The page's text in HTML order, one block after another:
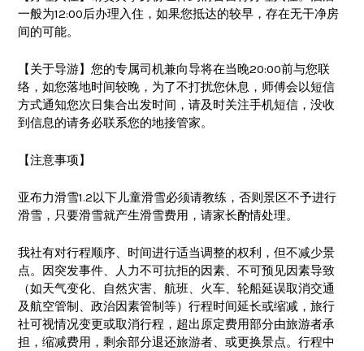
一般为12:00后办理入住，如果您抵达的较早，存在无干净房
间的可能。
【关于导游】您的专属司机兼向导将在当晚20:00前与您联
络，如您落地时间较晚，为了不打扰您休息，师傅会以短信
方式通知您次日集合出发时间，请及时关注手机短信，没收
到信息的请务必联系您的地接管家。
【注意事项】
亚布力滑雪1.2以下儿童滑雪必须请教练，否则景区不予进行
滑雪，只要滑雪就产生滑雪费用，请家长酌情处理。
我社有对行程顺序、时间进行适当调整的权利，但不减少景
点。因突发事件、人力不可抗拒的因素、不可预见因素导致
（如天气变化、自然灾害、航班、火车、轮船延误取消交通
及航空管制、政治因素管制等）行程时间延长或缩减，旅行
社可视情况变更或取消行程，超出原定费用部分由旅游者承
担，缩减费用，剩余部分退还旅游者、或更换景点。行程中